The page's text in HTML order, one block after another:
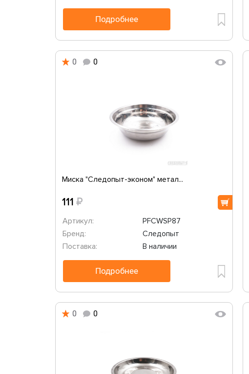
Подробнее
0 0
Миска "Следопыт-эконом" метал...
111 ₽
Артикул:
PFCWSP87
Бренд:
Следопыт
Поставка:
В наличии
Подробнее
0 0